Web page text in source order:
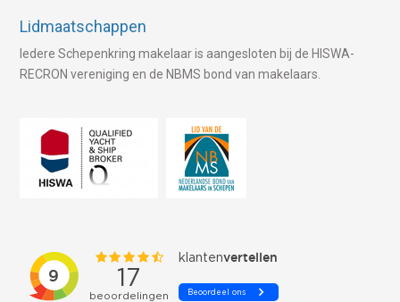
Lidmaatschappen
Iedere Schepenkring makelaar is aangesloten bij de HISWA-
RECRON vereniging en de NBMS bond van makelaars.